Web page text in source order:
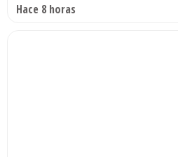
Hace 8 horas